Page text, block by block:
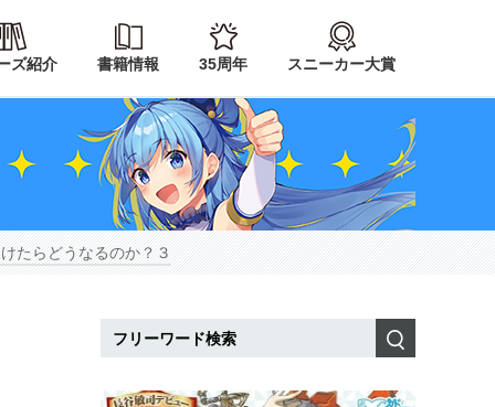
ズ紹介 書籍情報 35周年 スニーカー大賞
たらどうなるのか？３